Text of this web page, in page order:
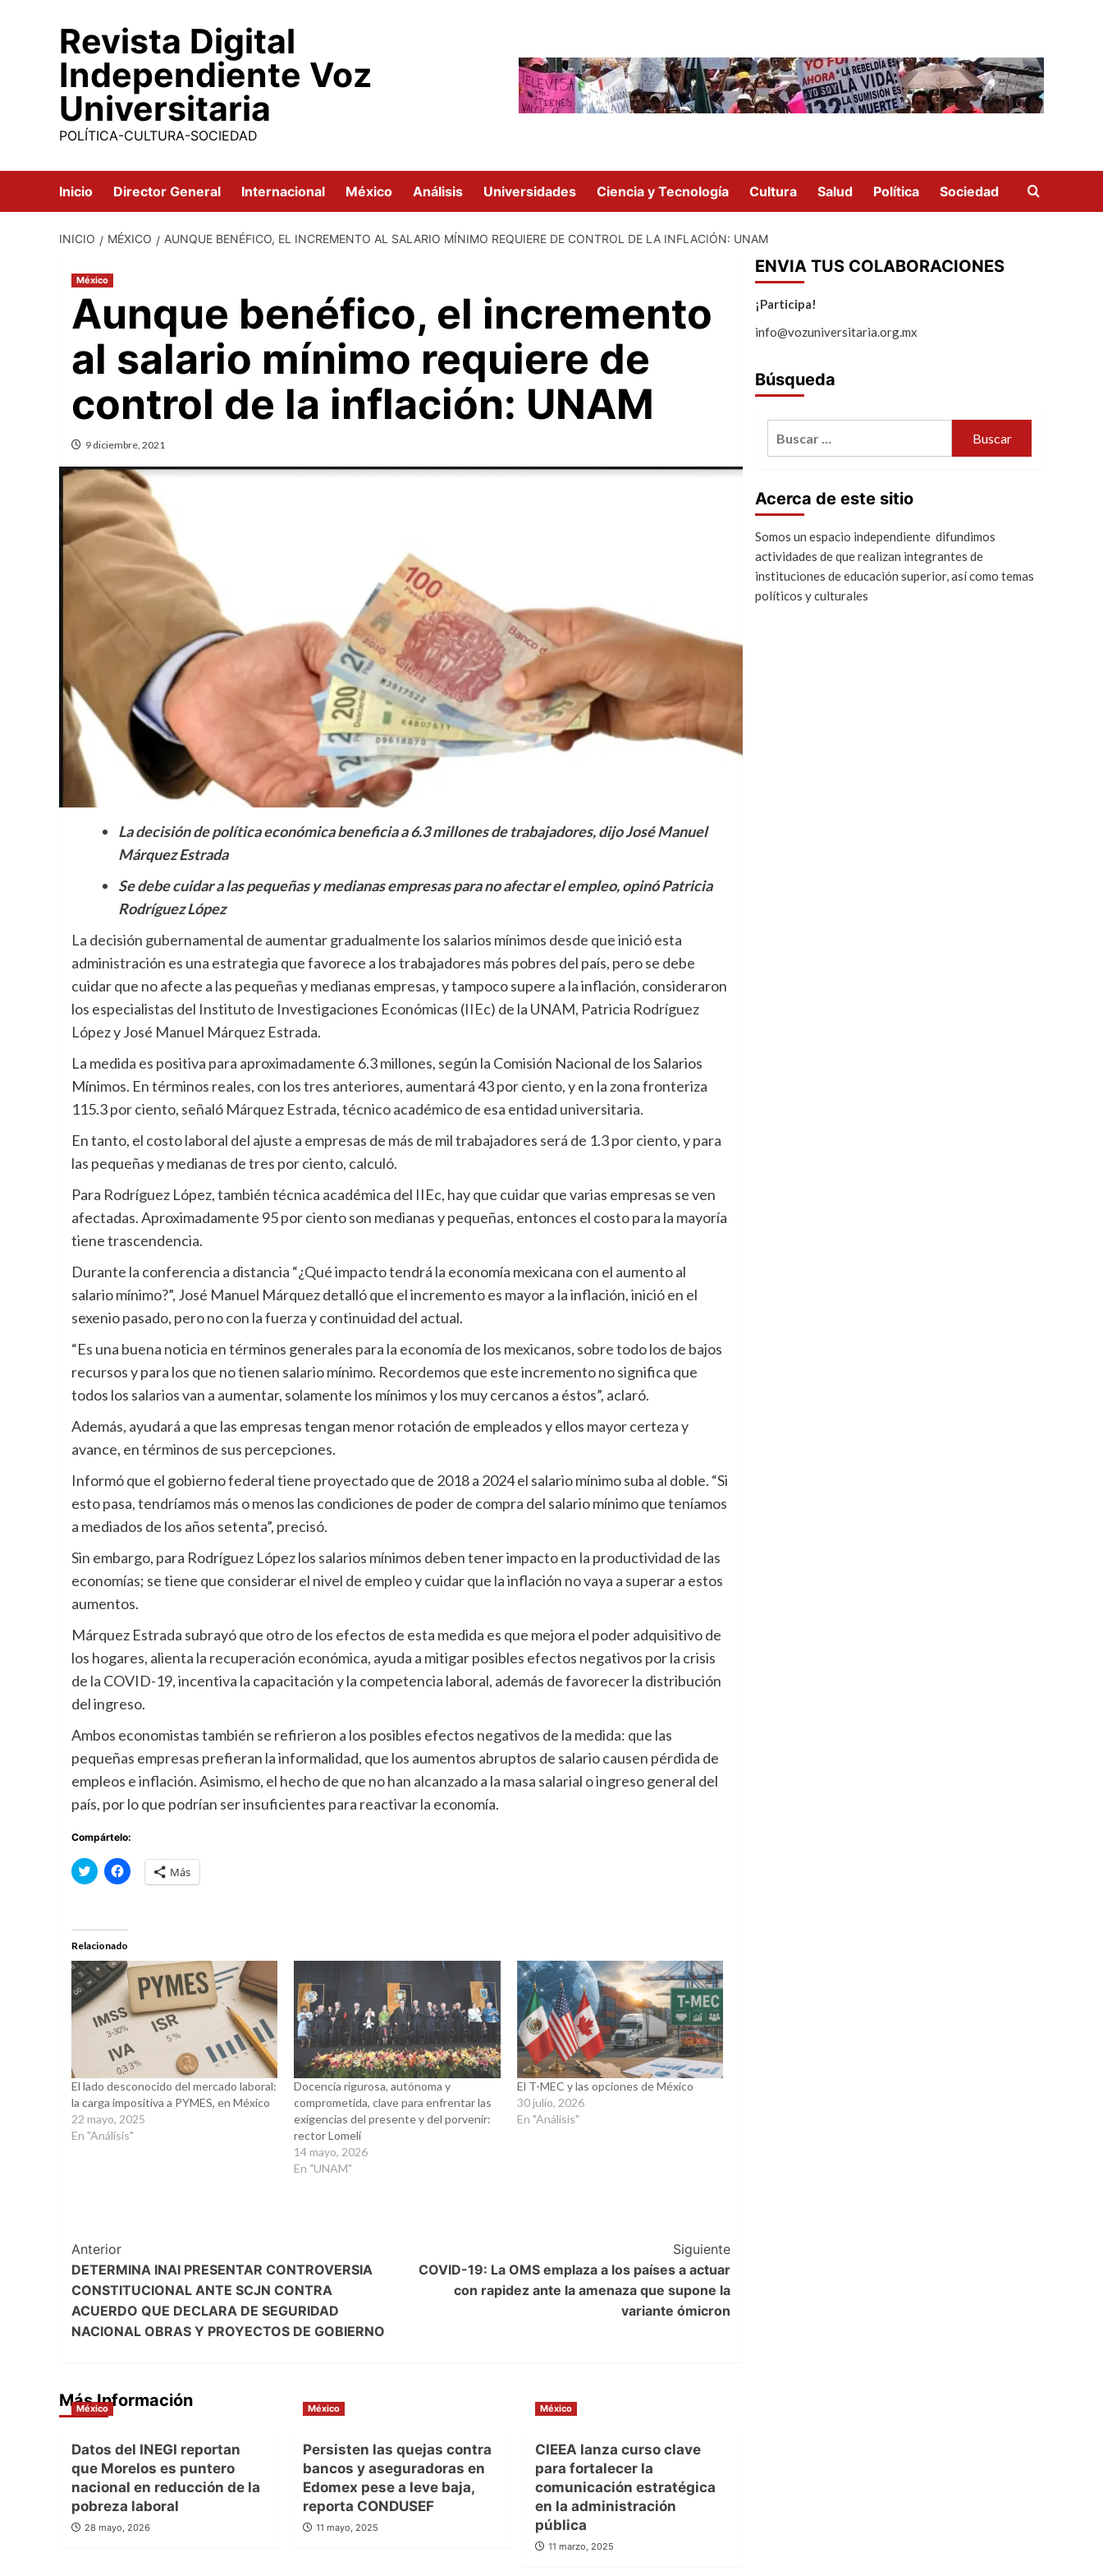
Revista Digital
Independiente Voz
Universitaria
POLÍTICA-CULTURA-SOCIEDAD
Inicio Director General Internacional México Análisis Universidades Ciencia y Tecnología Cultura Salud Política Sociedad
INICIO MÉXICO AUNQUE BENÉFICO, EL INCREMENTO AL SALARIO MÍNIMO REQUIERE DE CONTROL DE LA INFLACIÓN: UNAM
México
Aunque benéfico, el incremento
al salario mínimo requiere de
control de la inflación: UNAM
9 diciembre, 2021
La decisión de política económica beneficia a 6.3 millones de trabajadores, dijo José Manuel
Márquez Estrada
Se debe cuidar a las pequeñas y medianas empresas para no afectar el empleo, opinó Patricia
Rodríguez López
La decisión gubernamental de aumentar gradualmente los salarios mínimos desde que inició esta
administración es una estrategia que favorece a los trabajadores más pobres del país, pero se debe
cuidar que no afecte a las pequeñas y medianas empresas, y tampoco supere a la inflación, consideraron
los especialistas del Instituto de Investigaciones Económicas (IIEc) de la UNAM, Patricia Rodríguez
López y José Manuel Márquez Estrada.
La medida es positiva para aproximadamente 6.3 millones, según la Comisión Nacional de los Salarios
Mínimos. En términos reales, con los tres anteriores, aumentará 43 por ciento, y en la zona fronteriza
115.3 por ciento, señaló Márquez Estrada, técnico académico de esa entidad universitaria.
En tanto, el costo laboral del ajuste a empresas de más de mil trabajadores será de 1.3 por ciento, y para
las pequeñas y medianas de tres por ciento, calculó.
Para Rodríguez López, también técnica académica del IIEc, hay que cuidar que varias empresas se ven
afectadas. Aproximadamente 95 por ciento son medianas y pequeñas, entonces el costo para la mayoría
tiene trascendencia.
Durante la conferencia a distancia “¿Qué impacto tendrá la economía mexicana con el aumento al
salario mínimo?”, José Manuel Márquez detalló que el incremento es mayor a la inflación, inició en el
sexenio pasado, pero no con la fuerza y continuidad del actual.
“Es una buena noticia en términos generales para la economía de los mexicanos, sobre todo los de bajos
recursos y para los que no tienen salario mínimo. Recordemos que este incremento no significa que
todos los salarios van a aumentar, solamente los mínimos y los muy cercanos a éstos”, aclaró.
Además, ayudará a que las empresas tengan menor rotación de empleados y ellos mayor certeza y
avance, en términos de sus percepciones.
Informó que el gobierno federal tiene proyectado que de 2018 a 2024 el salario mínimo suba al doble. “Si
esto pasa, tendríamos más o menos las condiciones de poder de compra del salario mínimo que teníamos
a mediados de los años setenta”, precisó.
Sin embargo, para Rodríguez López los salarios mínimos deben tener impacto en la productividad de las
economías; se tiene que considerar el nivel de empleo y cuidar que la inflación no vaya a superar a estos
aumentos.
Márquez Estrada subrayó que otro de los efectos de esta medida es que mejora el poder adquisitivo de
los hogares, alienta la recuperación económica, ayuda a mitigar posibles efectos negativos por la crisis
de la COVID-19, incentiva la capacitación y la competencia laboral, además de favorecer la distribución
del ingreso.
Ambos economistas también se refirieron a los posibles efectos negativos de la medida: que las
pequeñas empresas prefieran la informalidad, que los aumentos abruptos de salario causen pérdida de
empleos e inflación. Asimismo, el hecho de que no han alcanzado a la masa salarial o ingreso general del
país, por lo que podrían ser insuficientes para reactivar la economía.
Compártelo:
Haz
clic
(Se
abre
en
una
ventana
nueva)
Haz
clic
(Se
abre
en
una
ventana
nueva)
Más
Relacionado
El lado desconocido del mercado laboral:
la carga impositiva a PYMES, en México
22 mayo, 2025
En "Análisis"
Docencia rigurosa, autónoma y
comprometida, clave para enfrentar las
exigencias del presente y del porvenir:
rector Lomelí
14 mayo, 2026
En "UNAM"
El T-MEC y las opciones de México
30 julio, 2026
En "Análisis"
Post
Navigation
Anterior
DETERMINA INAI PRESENTAR CONTROVERSIA
CONSTITUCIONAL ANTE SCJN CONTRA
ACUERDO QUE DECLARA DE SEGURIDAD
NACIONAL OBRAS Y PROYECTOS DE GOBIERNO
Siguiente
COVID-19: La OMS emplaza a los países a actuar
con rapidez ante la amenaza que supone la
variante ómicron
Más Información
México
Datos del INEGI reportan
que Morelos es puntero
nacional en reducción de la
pobreza laboral
28 mayo, 2026
México
Persisten las quejas contra
bancos y aseguradoras en
Edomex pese a leve baja,
reporta CONDUSEF
11 mayo, 2025
México
CIEEA lanza curso clave
para fortalecer la
comunicación estratégica
en la administración
pública
11 marzo, 2025
ENVIA TUS COLABORACIONES
¡Participa!
info@vozuniversitaria.org.mx
Búsqueda
Acerca de este sitio
Somos un espacio independiente difundimos
actividades de que realizan integrantes de
instituciones de educación superior, así como temas
políticos y culturales